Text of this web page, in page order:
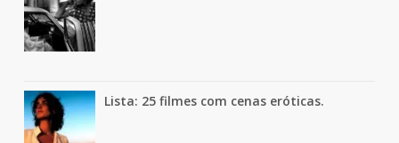
Lista: 25 filmes com cenas eróticas.